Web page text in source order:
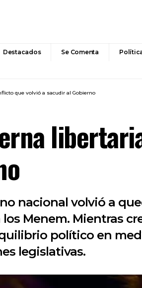
Destacados Se Comenta
que volvió a sacudir al Gobierno
nacional volvió a
Menem. Mientras
político en
legislativas.